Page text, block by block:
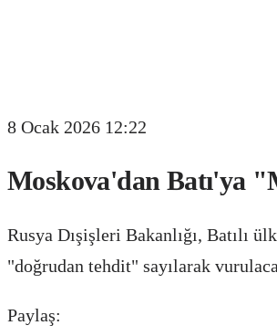
8 Ocak 2026 12:22
Moskova'dan Batı'ya
Rusya Dışişleri Bakanlığı, Batılı
"doğrudan tehdit" sayılarak
Paylaş: